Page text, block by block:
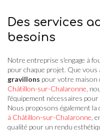
Des services
besoins
Notre entreprise s'engage à
pour chaque projet. Que vous
gravillons pour votre maison
Châtillon-sur-Chalaronne ,
l'équipement nécessaires
Nous proposons également la
à Châtillon-sur-Chalaronne ,
qualité pour un rendu